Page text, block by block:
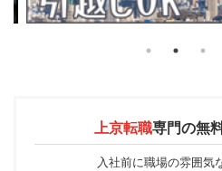
上京転職専門の無
入社前に職場の雰囲気